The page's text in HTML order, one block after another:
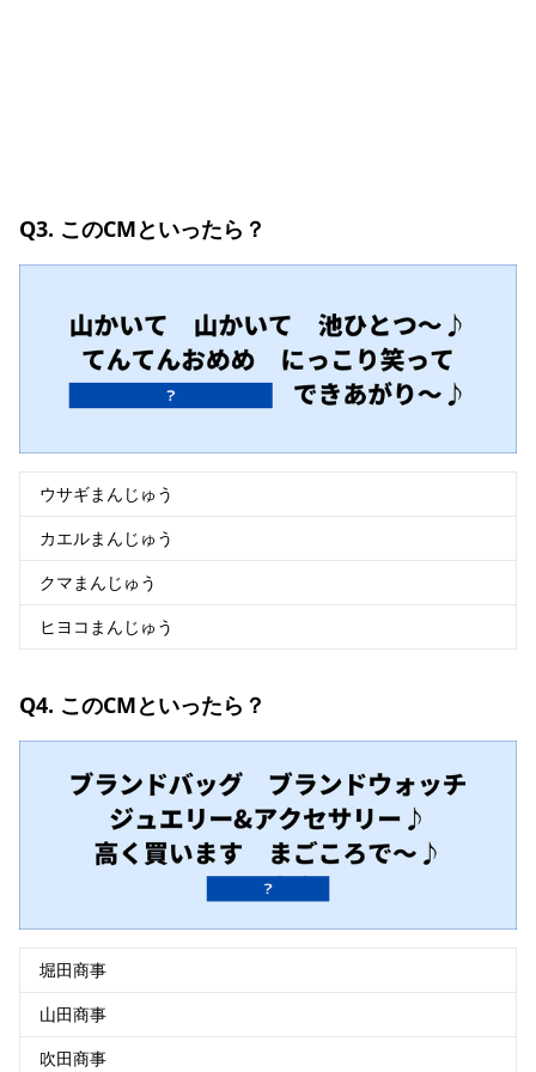
Q3. このCMといったら？
ウサギまんじゅう
カエルまんじゅう
クマまんじゅう
ヒヨコまんじゅう
Q4. このCMといったら？
堀田商事
山田商事
吹田商事